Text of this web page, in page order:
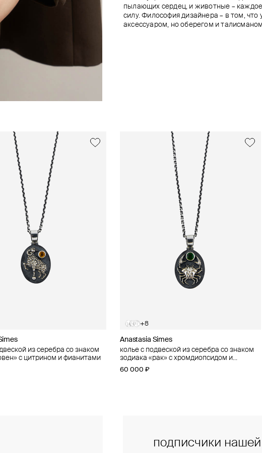
пылающих сердец, и животные –
силу. Философия дизайнера – в том,
аксессуаром, но оберегом и
из серебра со знаком
с цитрином и фианитами
+8
Anastasia Simes
колье с подвеской из серебра со знаком
зодиака «рак» с хромдиопсидом и
фианитами
60 000 ₽
из серебра со знаком
с фианитами
+8
Anastasia Simes
колье с подвеской из серебра со знаком
зодиака «телец» с цитрином и фианитами
60 000 ₽
подписчики